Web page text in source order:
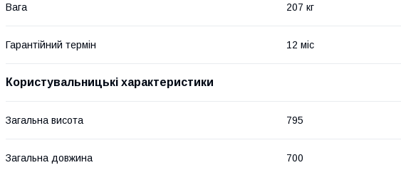
Вага 207 кг
Гарантійний термін 12 міс
Користувальницькі характеристики
Загальна висота 795
Загальна довжина 700